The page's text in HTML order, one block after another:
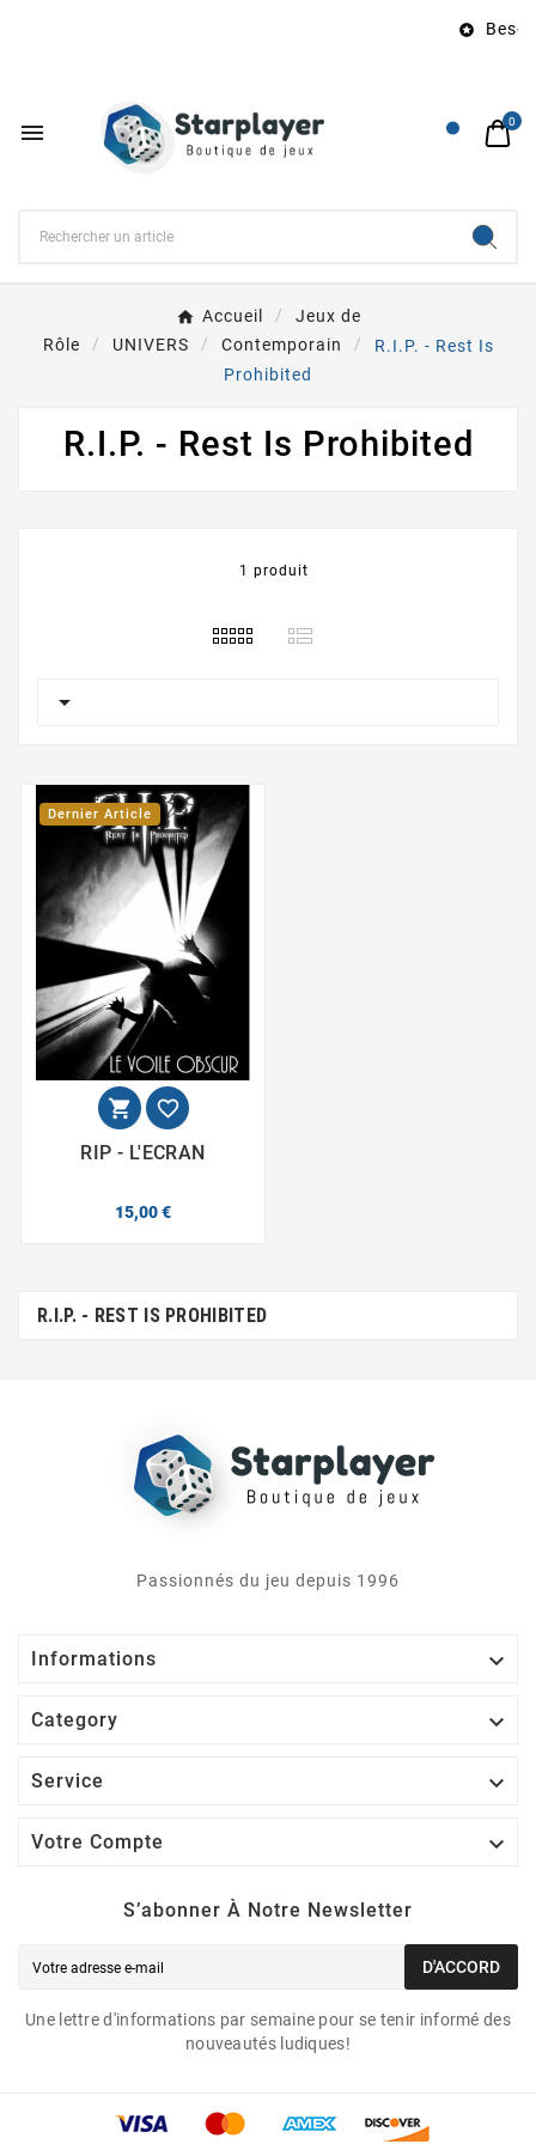

 0
Accueil
Jeux de
Rôle
UNIVERS Contemporain
R.I.P. - Rest Is
Prohibited
R.I.P. - Rest Is Prohibited
1 produit

Dernier Article
 
RIP - L'ECRAN
15,00 €
R.I.P. - REST IS PROHIBITED
Passionnés du jeu depuis 1996
Informations 
Category 
Service 
Votre Compte 
S’abonner À Notre Newsletter
D'ACCORD
Une lettre d'informations par semaine pour se tenir informé des
nouveautés ludiques!